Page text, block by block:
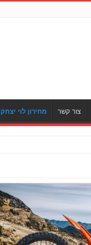
צור קשר מחירון לוי יצחק